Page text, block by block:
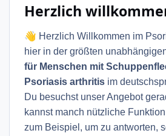
Herzlich
👋 Herzlich Willkommen im
hier in der größten
für Menschen mit
Psoriasis arthritis im
Du besuchst unser Angebot
kannst manch nützliche
zum Beispiel, um zu antworten,